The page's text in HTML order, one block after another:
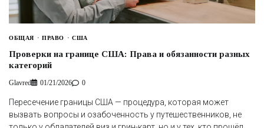
ОБЩАЯ ПРАВО США
Проверки на границе США: Права и обязанности разных
категорий
Glavred 01/21/2026 0
Пересечение границы США — процедура, которая может
вызвать вопросы и озабоченность у путешественников, не